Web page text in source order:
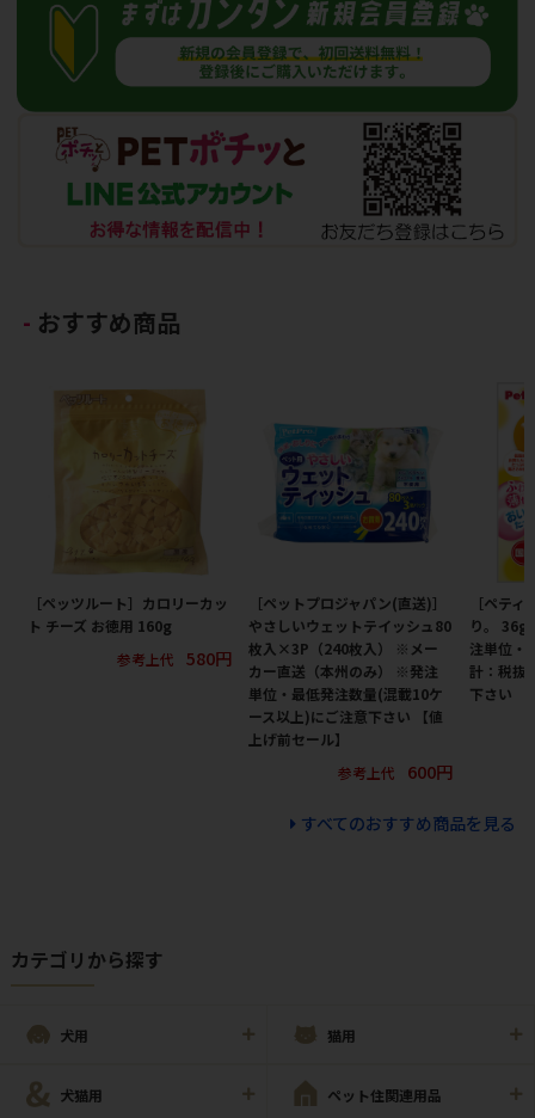
おすすめ商品
［ペッツルート］カロリーカッ
ト チーズ お徳用 160g
参考上代
580円
［ペットプロジャパン(直送)］
やさしいウェットテイッシュ80
枚入×3P（240枚入） ※メー
カー直送（本州のみ） ※発注
単位・最低発注数量(混載10ケ
ース以上)にご注意下さい 【値
上げ前セール】
参考上代
600円
［ペテ
り。
注単位・
計：税抜
下さい
すべてのおすすめ商品を見る
カテゴリから探す
犬用 猫用
犬猫用 ペット住関連用品